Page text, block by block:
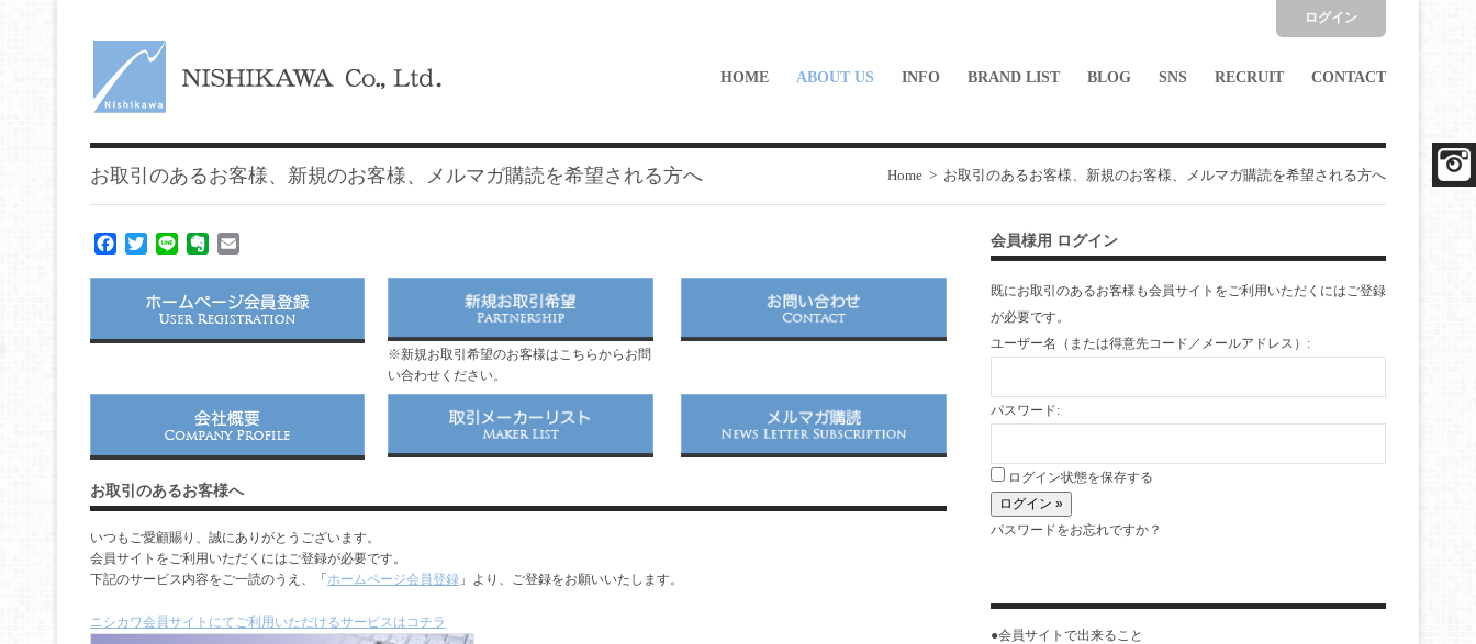
HOME ABOUT US INFO BRAND LIST BLOG SNS RECRUIT CONTACT
ログイン
お取引のあるお客様、新規のお客様、メルマガ購読を希望される方へ Home > お取引のあるお客様、新規のお客様、メルマガ購読を希望される方へ
FacebookTwitterLine Evernote
※新規お取引希望のお客様はこちらからお問
い合わせください。
お取引のあるお客様へ
いつもご愛顧賜り、誠にありがとうございます。
会員サイトをご利用いただくにはご登録が必要です。
下記のサービス内容をご一読のうえ、「 ホームページ会員登録 」より、ご登録をお願いいたします。
ニシカワ会員サイトにてご利用いただけるサービスはコチラ
会員様用 ログイン
既にお取引のあるお客様も会員サイトをご利用いただくにはご登録
が必要です。
ユーザー名（または得意先コード／メールアドレス）:
パスワード:
ログイン状態を保存する
パスワードをお忘れですか？
●会員サイトで出来ること